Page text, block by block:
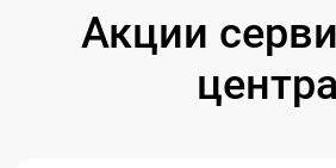
Акции
центра